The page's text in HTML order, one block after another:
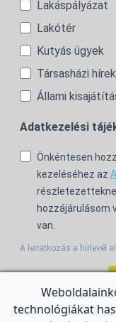
Lakáspályázat
Lakótér
Kutyás ügyek
Társasházi hírek
Állami
Adatkezelési
Önkéntesen
kezeléséhez az
hozzájárulásom
van.
A leiratkozás a hírlevél
For the English
technológiákat